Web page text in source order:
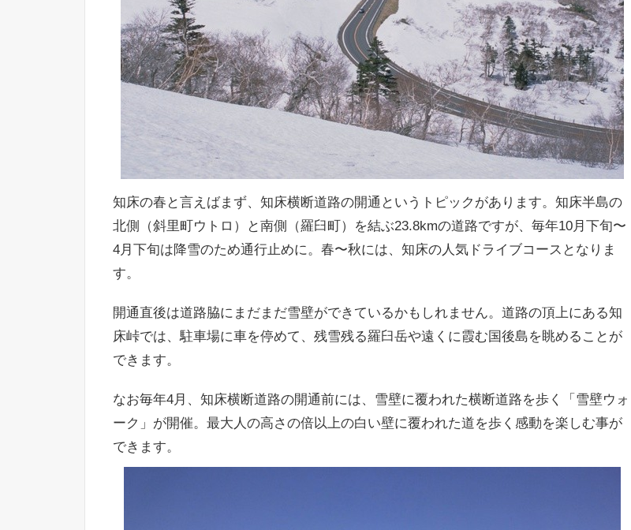
知床の春と言えばまず、知床横断道路の開通というトピックがあります。知床半島の
北側（斜里町ウトロ）と南側（羅臼町）を結ぶ23.8kmの道路ですが、毎年10月下旬〜
4月下旬は降雪のため通行止めに。春〜秋には、知床の人気ドライブコースとなりま
す。
開通直後は道路脇にまだまだ雪壁ができているかもしれません。道路の頂上にある知
床峠では、駐車場に車を停めて、残雪残る羅臼岳や遠くに霞む国後島を眺めることが
できます。
なお毎年4月、知床横断道路の開通前には、雪壁に覆われた横断道路を歩く「雪壁ウォ
ーク」が開催。最大人の高さの倍以上の白い壁に覆われた道を歩く感動を楽しむ事が
できます。